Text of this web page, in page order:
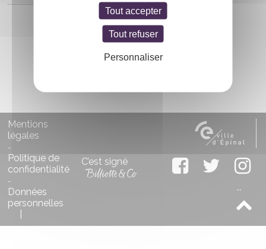
Entrée libre
Mentions
légales
-
Politique de
confidentialité
-
Données
personnelles
C’est signé
Tout accepter
Tout refuser
Personnaliser